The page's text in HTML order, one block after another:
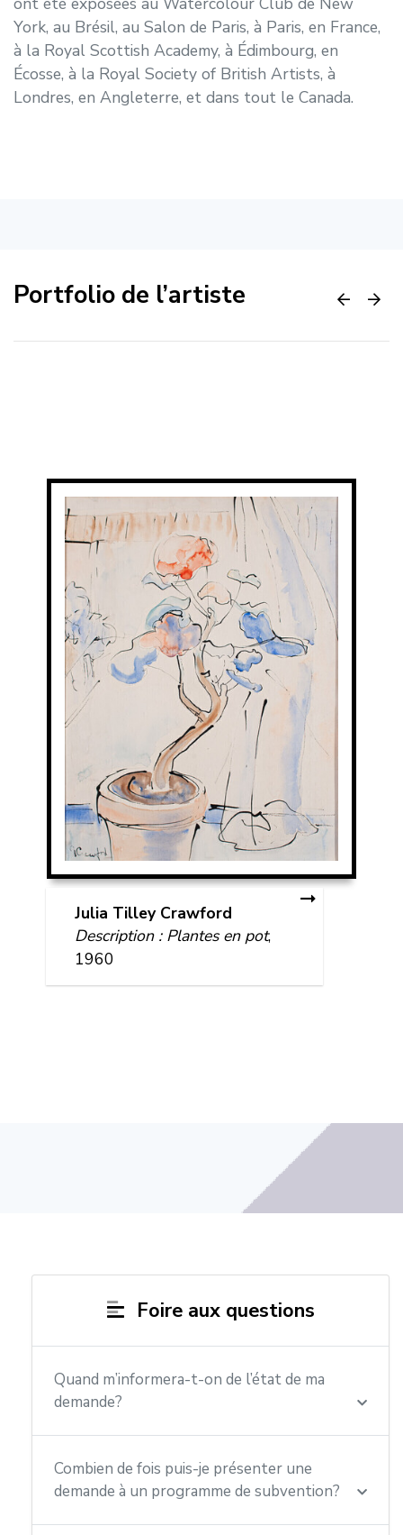
York, au Brésil, au Salon de Paris, à Paris, en France,
à la Royal Scottish Academy, à Édimbourg, en
Écosse, à la Royal Society of British Artists, à
Londres, en Angleterre, et dans tout le Canada.
Portfolio de l’artiste
Julia Tilley Crawford
Description : Plantes en pot,
1960
Foire aux questions
Quand m’informera-t-on de l’état de ma
demande?
Combien de fois puis-je présenter une
demande à un programme de subvention?